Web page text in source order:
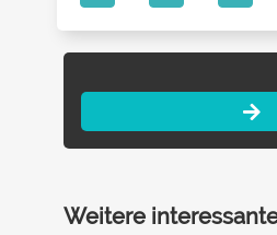
Weitere